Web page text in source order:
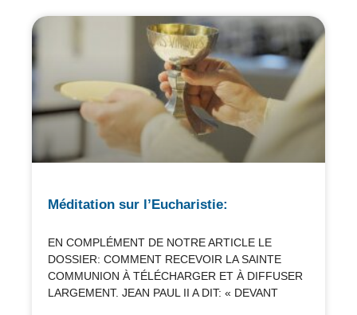
Méditation sur l’Eucharistie:
EN COMPLÉMENT DE NOTRE ARTICLE LE
DOSSIER: COMMENT RECEVOIR LA SAINTE
COMMUNION À TÉLÉCHARGER ET À DIFFUSER
LARGEMENT. JEAN PAUL II A DIT: « DEVANT